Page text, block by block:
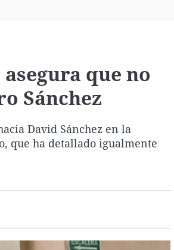
que no
Sánchez
David Sánchez en la
que ha detallado igualmente